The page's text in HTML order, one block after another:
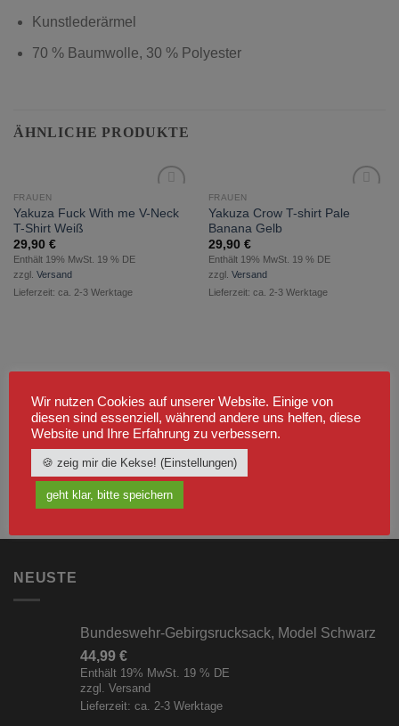
Kunstlederärmel
70 % Baumwolle, 30 % Polyester
ÄHNLICHE PRODUKTE
Wunschliste
FRAUEN
Yakuza Fuck With me V-Neck
T-Shirt Weiß
29,90 €
Enthält 19% MwSt. 19 % DE
zzgl. Versand
Lieferzeit: ca. 2-3 Werktage
Wunschliste
FRAUEN
Yakuza Crow T-shirt Pale
Banana Gelb
29,90 €
Enthält 19% MwSt. 19 % DE
zzgl. Versand
Lieferzeit: ca. 2-3 Werktage
NEUSTE
Bundeswehr-Gebirgsrucksack, Model Schwarz
44,99 €
Enthält 19% MwSt. 19 % DE
zzgl. Versand
Lieferzeit: ca. 2-3 Werktage
Wir nutzen Cookies auf unserer Website. Einige von
diesen sind essenziell, während andere uns helfen, diese
Website und Ihre Erfahrung zu verbessern.
🍪 zeig mir die Kekse! (Einstellungen)
geht klar, bitte speichern